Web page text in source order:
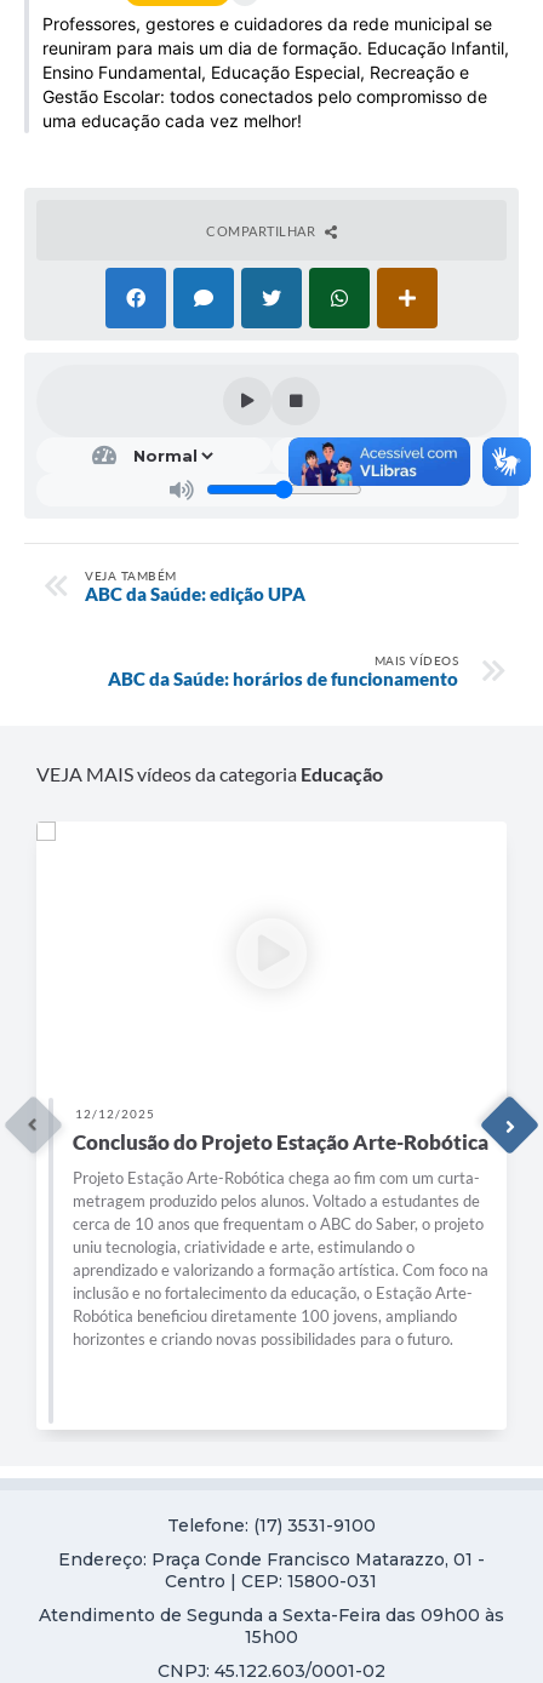
Obras
Galeria de Vídeos
Projetos
Contato
Editais
Professores, gestores e cuidadores da rede municipal se
reuniram para mais um dia de formação. Educação Infantil,
Ensino Fundamental, Educação Especial, Recreação e
Gestão Escolar: todos conectados pelo compromisso de
uma educação cada vez melhor!
COMPARTILHAR
VEJA TAMBÉM
ABC da Saúde: edição UPA
MAIS VÍDEOS
ABC da Saúde: horários de funcionamento
VEJA MAIS vídeos da categoria Educação
12/12/2025
Conclusão do Projeto Estação Arte-Robótica
Projeto Estação Arte-Robótica chega ao fim com um curta-
metragem produzido pelos alunos. Voltado a estudantes de
cerca de 10 anos que frequentam o ABC do Saber, o projeto
uniu tecnologia, criatividade e arte, estimulando o
aprendizado e valorizando a formação artística. Com foco na
inclusão e no fortalecimento da educação, o Estação Arte-
Robótica beneficiou diretamente 100 jovens, ampliando
horizontes e criando novas possibilidades para o futuro.
Telefone: (17) 3531-9100
Endereço: Praça Conde Francisco Matarazzo, 01 -
Centro | CEP: 15800-031
Atendimento de Segunda a Sexta-Feira das 09h00 às
15h00
CNPJ: 45.122.603/0001-02